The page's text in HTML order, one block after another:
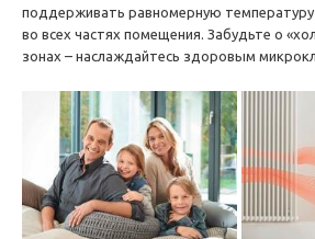
поддерживать равномерную температуру
во всех частях помещения. Забудьте о
зонах – наслаждайтесь здоровым